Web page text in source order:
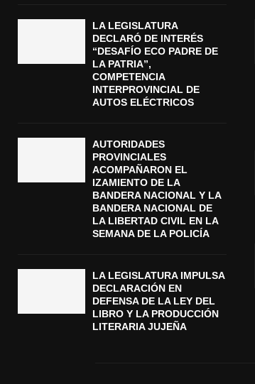
LA LEGISLATURA
DECLARÓ DE INTERÉS
“DESAFÍO ECO PADRE DE
LA PATRIA”,
COMPETENCIA
INTERPROVINCIAL DE
AUTOS ELÉCTRICOS
AUTORIDADES
PROVINCIALES
ACOMPAÑARON EL
IZAMIENTO DE LA
BANDERA NACIONAL Y LA
BANDERA NACIONAL DE
LA LIBERTAD CIVIL EN LA
SEMANA DE LA POLICÍA
LA LEGISLATURA IMPULSA
DECLARACIÓN EN
DEFENSA DE LA LEY DEL
LIBRO Y LA PRODUCCIÓN
LITERARIA JUJEÑA